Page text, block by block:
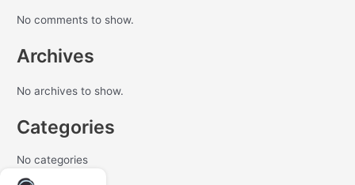
No comments to show.
Archives
No archives to show.
Categories
No categories